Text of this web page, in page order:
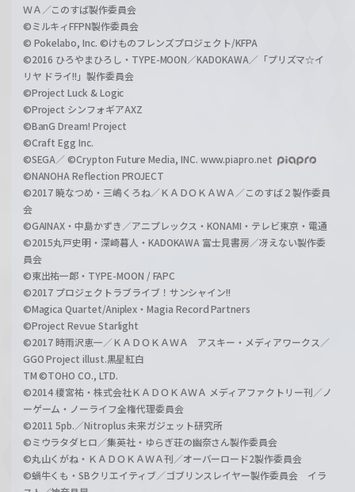
ＷＡ／このすば製作委員会
©ミルキィFFPN製作委員会
© Pokelabo, Inc. ©けものフレンズプロジェクト/KFPA
©2016 ひろやまひろし・TYPE-MOON／KADOKAWA／「プリズマ☆イ
リヤ ドライ!!」製作委員会
©Project Luck & Logic
©Project シンフォギアAXZ
©BanG Dream! Project
©Craft Egg Inc.
©SEGA／ ©Crypton Future Media, INC. www.piapro.net
©NANOHA Reflection PROJECT
©2017 暁なつめ・三嶋くろね／ＫＡＤＯＫＡＷＡ／このすば２製作委員
会
©GAINAX・中島かずき／アニプレックス・KONAMI・テレビ東京・電通
©2015丸戸史明・深崎暮人・KADOKAWA 富士見書房／冴えない製作委
員会
©東出祐一郎・TYPE-MOON / FAPC
©2017 プロジェクトラブライブ！サンシャイン!!
©Magica Quartet/Aniplex・Magia Record Partners
©Project Revue Starlight
©2017 時雨沢恵一／ＫＡＤＯＫＡＷＡ アスキー・メディアワークス／
GGO Project illust.黒星紅白
TM ©TOHO CO., LTD.
©2014 榎宮祐・株式会社ＫＡＤＯＫＡＷＡ メディアファクトリー刊／ノ
ーゲーム・ノーライフ全権代理委員会
©2011 5pb.／Nitroplus 未来ガジェット研究所
©ミウラタダヒロ／集英社・ゆらぎ荘の幽奈さん製作委員会
©丸山くがね・ＫＡＤＯＫＡＷＡ刊／オーバーロード2製作委員会
©蝸牛くも・SBクリエイティブ／ゴブリンスレイヤー製作委員会 イラ